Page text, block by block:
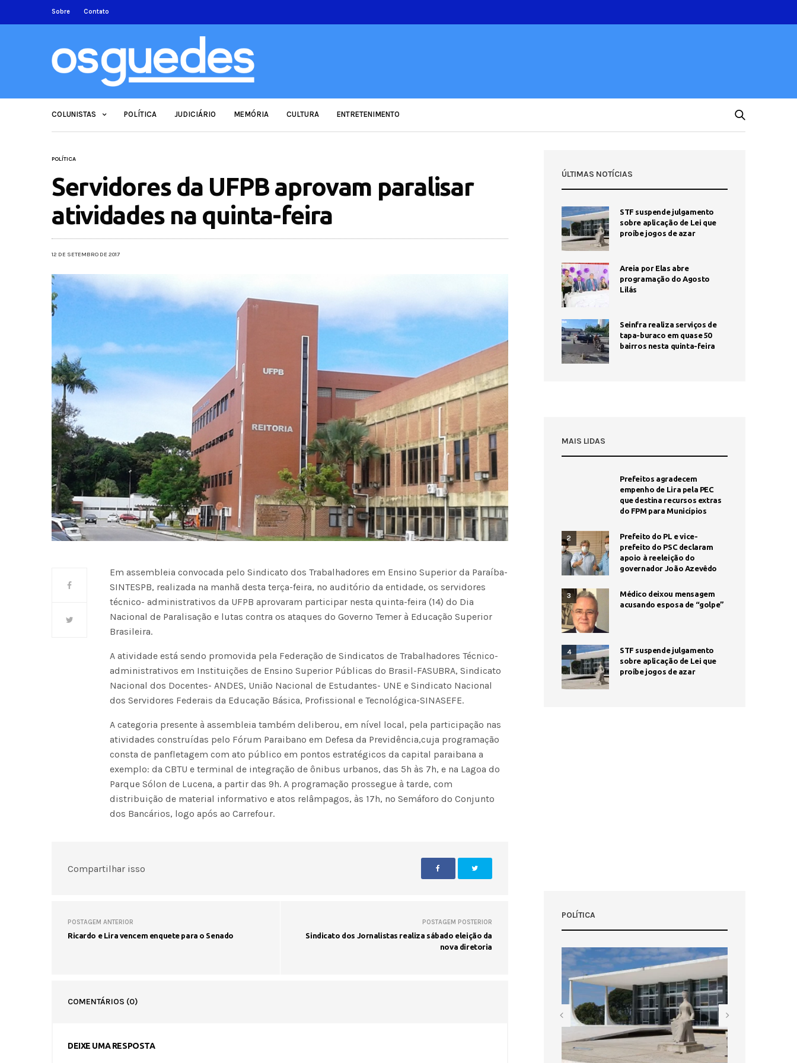
Sobre Contato
COLUNISTAS POLÍTICA JUDICIÁRIO MEMÓRIA CULTURA ENTRETENIMENTO
POLÍTICA
Servidores da UFPB aprovam paralisar
atividades na quinta-feira
12 DE SETEMBRO DE 2017
Em assembleia convocada pelo Sindicato dos Trabalhadores em Ensino Superior da Paraíba-
SINTESPB, realizada na manhã desta terça-feira, no auditório da entidade, os servidores
técnico- administrativos da UFPB aprovaram participar nesta quinta-feira (14) do Dia
Nacional de Paralisação e lutas contra os ataques do Governo Temer à Educação Superior
Brasileira.
A atividade está sendo promovida pela Federação de Sindicatos de Trabalhadores Técnico-
administrativos em Instituições de Ensino Superior Públicas do Brasil-FASUBRA, Sindicato
Nacional dos Docentes- ANDES, União Nacional de Estudantes- UNE e Sindicato Nacional
dos Servidores Federais da Educação Básica, Profissional e Tecnológica-SINASEFE.
A categoria presente à assembleia também deliberou, em nível local, pela participação nas
atividades construídas pelo Fórum Paraibano em Defesa da Previdência,cuja programação
consta de panfletagem com ato público em pontos estratégicos da capital paraibana a
exemplo: da CBTU e terminal de integração de ônibus urbanos, das 5h às 7h, e na Lagoa do
Parque Sólon de Lucena, a partir das 9h. A programação prossegue à tarde, com
distribuição de material informativo e atos relâmpagos, às 17h, no Semáforo do Conjunto
dos Bancários, logo após ao Carrefour.
Compartilhar isso
POSTAGEM ANTERIOR
Ricardo e Lira vencem enquete para o Senado
POSTAGEM POSTERIOR
Sindicato dos Jornalistas realiza sábado eleição da
nova diretoria
COMENTÁRIOS (0)
DEIXE UMA RESPOSTA
ÚLTIMAS NOTÍCIAS
STF suspende julgamento
sobre aplicação de Lei que
proíbe jogos de azar
Areia por Elas abre
programação do Agosto
Lilás
Seinfra realiza serviços de
tapa-buraco em quase 50
bairros nesta quinta-feira
MAIS LIDAS
Prefeitos agradecem
empenho de Lira pela PEC
que destina recursos extras
do FPM para Municípios
2
Prefeito do PL e vice-
prefeito do PSC declaram
apoio à reeleição do
governador João Azevêdo
3
Médico deixou mensagem
acusando esposa de “golpe”
4
STF suspende julgamento
sobre aplicação de Lei que
proíbe jogos de azar
POLÍTICA